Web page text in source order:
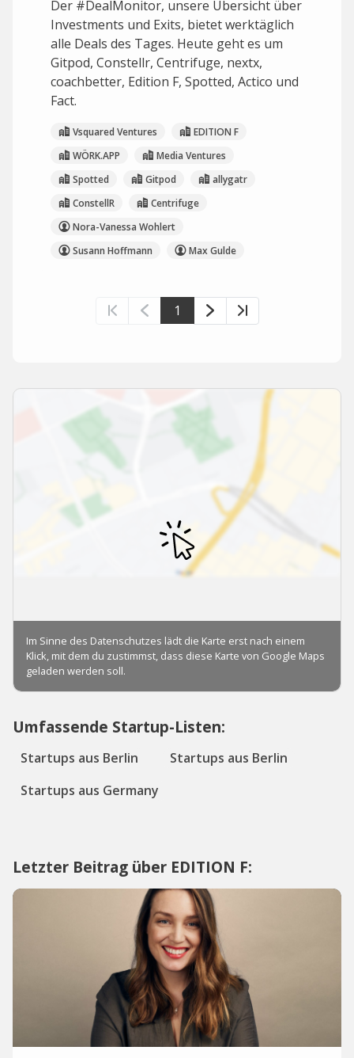
Der #DealMonitor, unsere Übersicht über
Investments und Exits, bietet werktäglich
alle Deals des Tages. Heute geht es um
Gitpod, Constellr, Centrifuge, nextx,
coachbetter, Edition F, Spotted, Actico und
Fact.
Vsquared Ventures
EDITION F
WÖRK.APP
Media Ventures
Spotted
Gitpod
allygatr
ConstellR
Centrifuge
Nora-Vanessa Wohlert
Susann Hoffmann
Max Gulde
1
Umfassende Startup-Listen:
Startups aus Berlin
Startups aus Berlin
Startups aus Germany
Letzter Beitrag über EDITION F: